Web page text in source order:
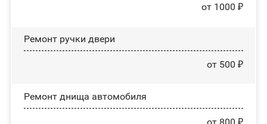
от 1000 ₽
Ремонт ручки двери
от 500 ₽
Ремонт днища автомобиля